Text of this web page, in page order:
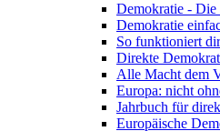
Demokratie -
Demokratie
So funktioniert
Direkte
Alle Macht dem
Europa: nicht
Jahrbuch für
Europäische